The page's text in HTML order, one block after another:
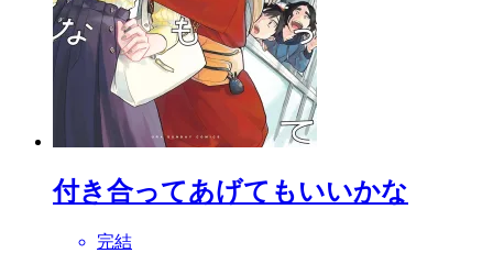
付き合ってあげてもいいかな
完結